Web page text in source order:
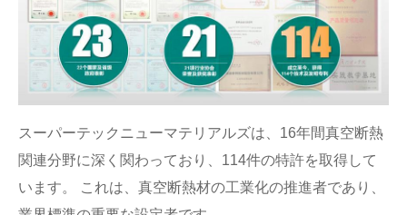
スーパーテックニューマテリアルズは、16年間真空断熱
関連分野に深く関わっており、114件の特許を取得して
います。 これは、真空断熱材の工業化の推進者であり、